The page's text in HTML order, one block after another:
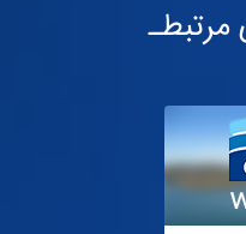
مرتبطـ